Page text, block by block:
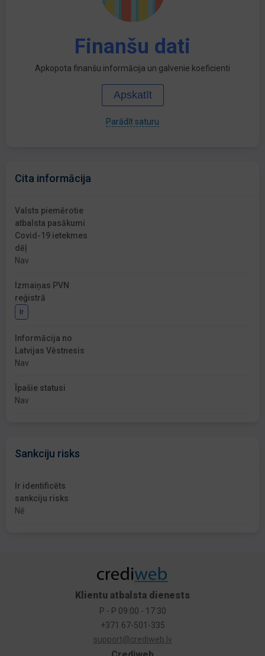
Finanšu dati
Apkopota finanšu informācija un galvenie koeficienti
Apskatīt
Parādīt saturu
Cita informācija
Valsts piemērotie
atbalsta pasākumi
Covid-19 ietekmes
dēļ
Nav
Izmaiņas PVN
reģistrā
Ir
Informācija no
Latvijas Vēstnesis
Nav
Īpašie statusi
Nav
Sankciju risks
Ir identificēts
sankciju risks
Nē
Klientu atbalsta dienests
P - P 09:00 - 17:30
+371 67-501-335
support@crediweb.lv